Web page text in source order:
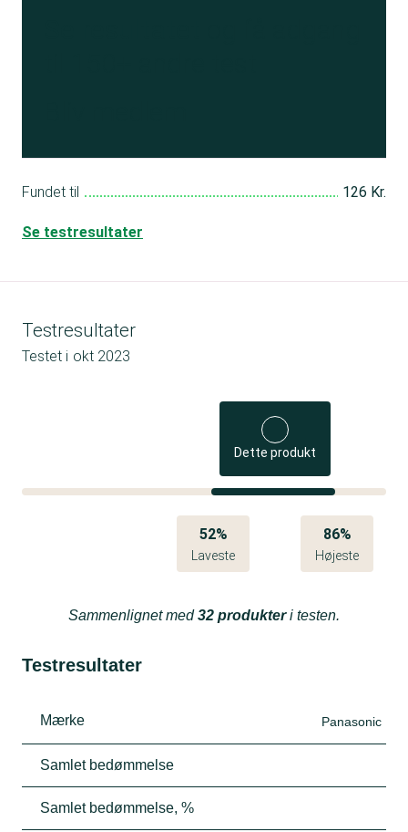
Fundet til 126 Kr.
Se testresultater
Testresultater
Testet i okt 2023
Dette produkt
52%
Laveste
86%
Højeste
Sammenlignet med32 produkteri testen.
Testresultater
Mærke Panasonic
Samlet bedømmelse
Samlet bedømmelse, %